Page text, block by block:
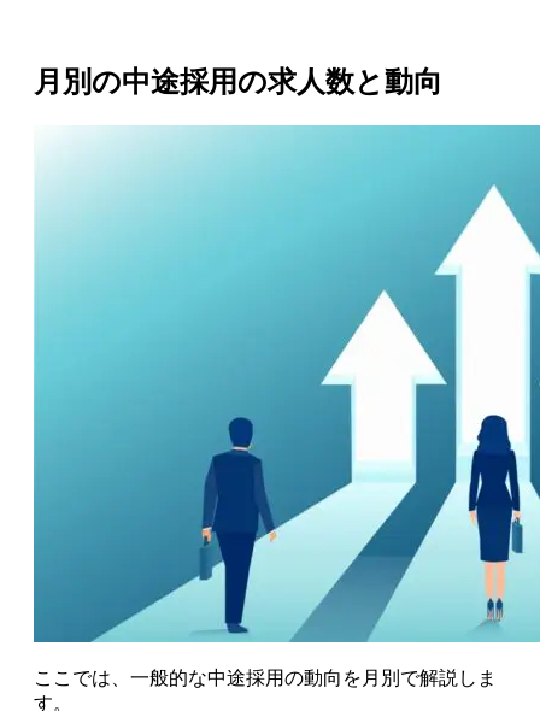
月別の中途採用の求人数と動向
ここでは、一般的な中途採用の動向を月別で解説しま
す。